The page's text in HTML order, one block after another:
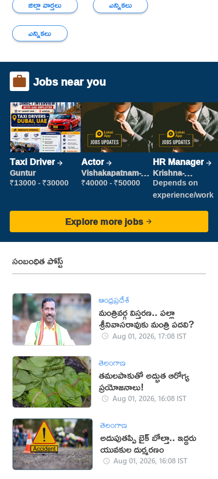
జిల్లా వార్తలు
ఎన్నికలు
ఎన్నికలు
Jobs near you
Taxi Driver
Guntur
₹13000 - ₹30000
Actor
Vishakapatnam-
new
₹40000 - ₹50000
HR Manager
Krishna-
vijayawada
Depends on
experience/work
Explore more jobs
సంబంధిత పోస్ట్
ఆంధ్రప్రదేశ్
మంత్రివర్గ విస్తరణ.. పల్లా
శ్రీనివాసరావుకు మంత్రి పదవి?
Aug 01, 2026, 17:08 IST
తెలంగాణ
తమలపాకుతో అద్భుత ఆరోగ్య
ప్రయోజనాలు!
Aug 01, 2026, 16:08 IST
తెలంగాణ
అదుపుతప్పి బైక్ బోల్తా.. ఇద్దరు
యువకుల దుర్మరణం
Aug 01, 2026, 16:08 IST